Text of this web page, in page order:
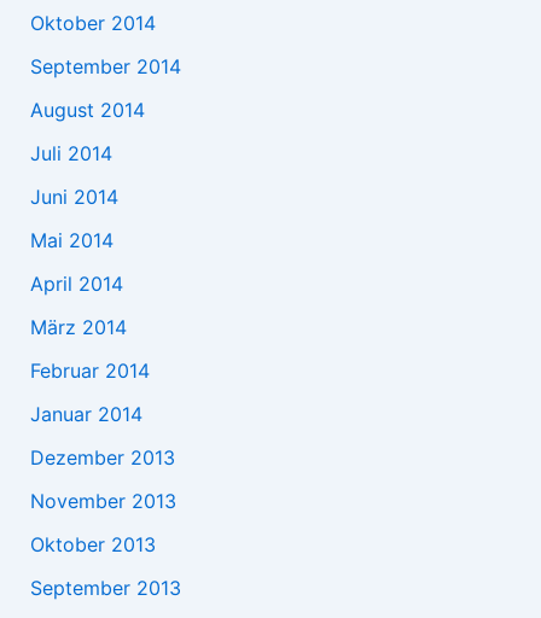
Oktober 2014
September 2014
August 2014
Juli 2014
Juni 2014
Mai 2014
April 2014
März 2014
Februar 2014
Januar 2014
Dezember 2013
November 2013
Oktober 2013
September 2013